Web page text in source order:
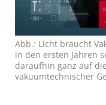
Abb.: Licht braucht
in den ersten Jah­ren
darauf­hin ganz auf
vakuum­tech­nischer